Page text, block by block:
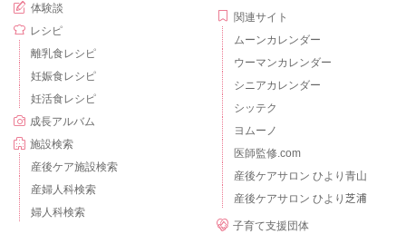
体験談
レシピ
離乳食レシピ
妊娠食レシピ
妊活食レシピ
成長アルバム
施設検索
産後ケア施設検索
産婦人科検索
婦人科検索
関連サイト
ムーンカレンダー
ウーマンカレンダー
シニアカレンダー
シッテク
ヨムーノ
医師監修.com
産後ケアサロン ひより青山
産後ケアサロン ひより芝浦
子育て支援団体